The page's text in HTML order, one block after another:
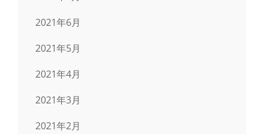
2021年6月
2021年5月
2021年4月
2021年3月
2021年2月